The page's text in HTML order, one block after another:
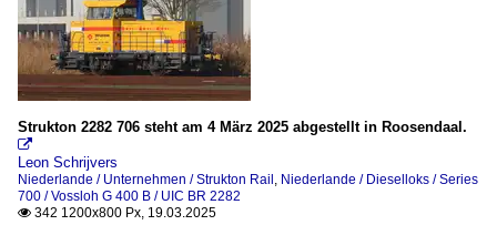
Strukton 2282 706 steht am 4 März 2025 abgestellt in Roosendaal.

Leon Schrijvers
Niederlande / Unternehmen / Strukton Rail, Niederlande / Dieselloks / Series
700 / Vossloh G 400 B / UIC BR 2282
 342 1200x800 Px, 19.03.2025